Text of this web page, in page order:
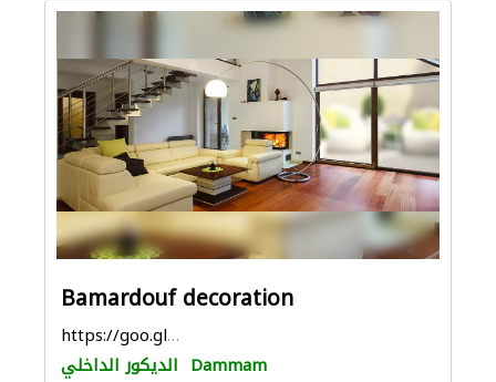
Bamardouf decoration
https://goo.gl/maps/Q9knwB8aAKe4soTV6
الديكور الداخلي Dammam